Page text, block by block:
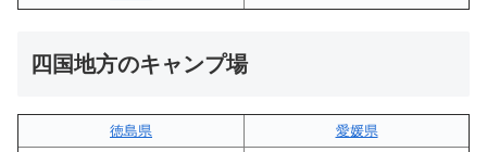
四国地方のキャンプ場
徳島県
愛媛県